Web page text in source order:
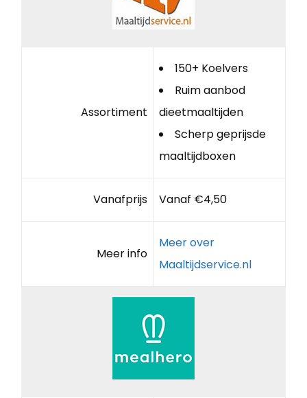
Assortiment
150+ Koelvers
Ruim aanbod
dieetmaaltijden
Scherp geprijsde
maaltijdboxen
Vanafprijs Vanaf €4,50
Meer info
Meer over
Maaltijdservice.nl